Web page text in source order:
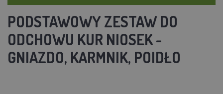
PODSTAWOWY ZESTAW DO
ODCHOWU KUR NIOSEK -
GNIAZDO, KARMNIK, POIDŁO